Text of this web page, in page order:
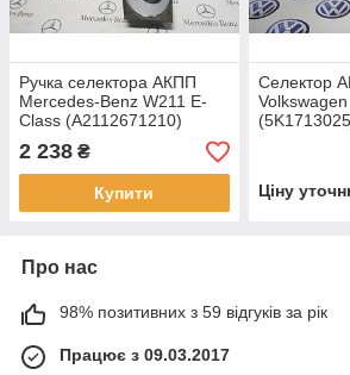
Ручка селектора АКПП
Mercedes-Benz W211 E-
Class (A2112671210)
2 238 ₴
Купити
Селектор
Ціну
Про нас
98% позитивних з 59 відгуків за рік
Працює з 09.03.2017